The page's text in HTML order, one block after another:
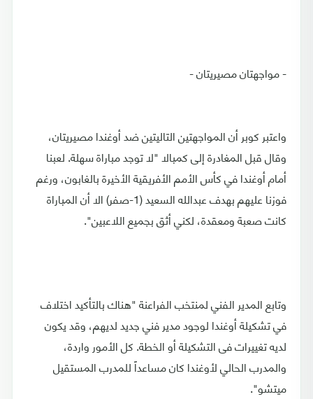
- مواجهتان مصيريتان -
واعتبر كوبر أن المواجهتين التاليتين ضد أوغندا مصيريتان،
وقال قبل المغادرة إلى كمبالا "لا توجد مباراة سهلة. لعبنا
أمام أوغندا في كأس الأمم الأفريقية الأخيرة بالغابون، ورغم
فوزنا عليهم بهدف عبدالله السعيد (1-صفر) الا أن المباراة
كانت صعبة ومعقدة، لكني أثق بجميع اللاعبين".
وتابع المدير الفني لمنتخب الفراعنة "هناك بالتأكيد اختلاف
في تشكيلة أوغندا لوجود مدير فني جديد لديهم، وقد يكون
لديه تغييرات فى التشكيلة أو الخطة. كل الأمور واردة،
والمدرب الحالي لأوغندا كان مساعداً للمدرب المستقيل
ميتشو".